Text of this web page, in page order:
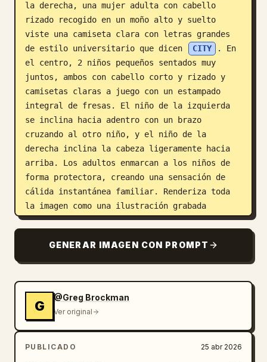
la derecha, una mujer adulta con cabello
rizado recogido en un moño alto y suelto
viste una camiseta clara con letras grandes
de estilo universitario que dicen
CITY
. En
el centro, 2 niños pequeños sentados muy
juntos, ambos con cabello corto y rizado y
camisetas claras a juego con un estampado
integral de fresas. El niño de la izquierda
se inclina hacia adentro con un brazo
cruzando al otro niño, y el niño de la
derecha inclina la cabeza ligeramente hacia
arriba. Los adultos enmarcan a los niños de
forma protectora, creando una sensación de
cálida instantánea familiar. Renderiza toda
la imagen como una ilustración grabada
monocromática con sombreado de líneas finas y
nítidas y un parecido realista pero
artístico, sin color, sin fondo más allá de
recorte vertical de retrato.
GENERAR IMAGEN CON PROMPT
G
@Greg Brockman
Ver original
PUBLICADO 25 abr 2026